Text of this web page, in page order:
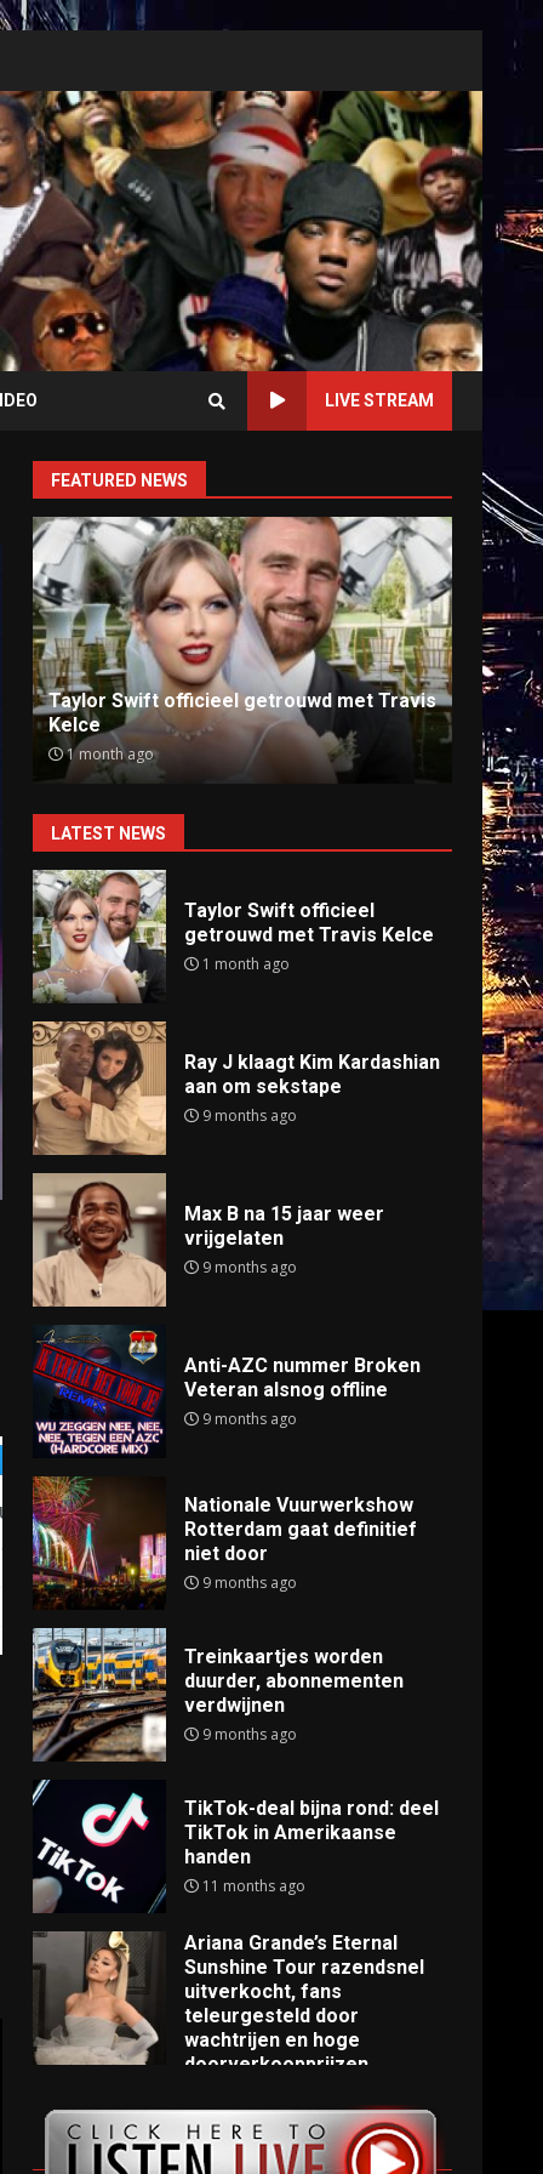
LIVE STREAM
FEATURED NEWS
Ray J klaagt Kim Kardashian aan om
sekstape
9 months ago
Anti-
9
LATEST NEWS
Taylor Swift officieel
getrouwd met Travis Kelce
1 month ago
Ray J klaagt Kim Kardashian
aan om sekstape
9 months ago
Max B na 15 jaar weer
vrijgelaten
9 months ago
Anti-AZC nummer Broken
Veteran alsnog offline
9 months ago
Nationale Vuurwerkshow
Rotterdam gaat definitief
niet door
9 months ago
Treinkaartjes worden
duurder, abonnementen
verdwijnen
9 months ago
TikTok-deal bijna rond: deel
TikTok in Amerikaanse
handen
11 months ago
Ariana Grande’s Eternal
Sunshine Tour razendsnel
uitverkocht, fans
teleurgesteld door
wachtrijen en hoge
doorverkoopprijzen